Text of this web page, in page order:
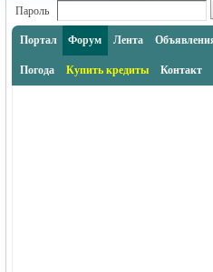
Пароль
Портал Форум Лента
Погода Купить кредиты Контакт